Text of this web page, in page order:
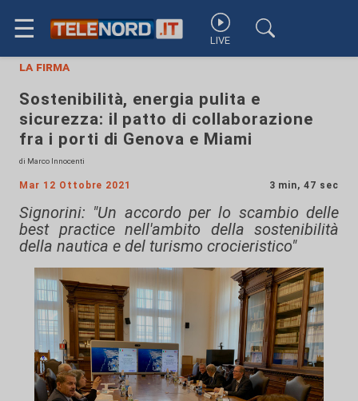
☰ LIVE
la firma
Sostenibilità, energia pulita e
sicurezza: il patto di collaborazione
fra i porti di Genova e Miami
di Marco Innocenti
Mar 12 Ottobre 2021 3 min, 47 sec
Signorini: "Un accordo per lo scambio delle
best practice nell'ambito della sostenibilità
della nautica e del turismo crocieristico"